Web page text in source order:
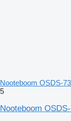
Nooteboom OSDS-
5
Nooteboom